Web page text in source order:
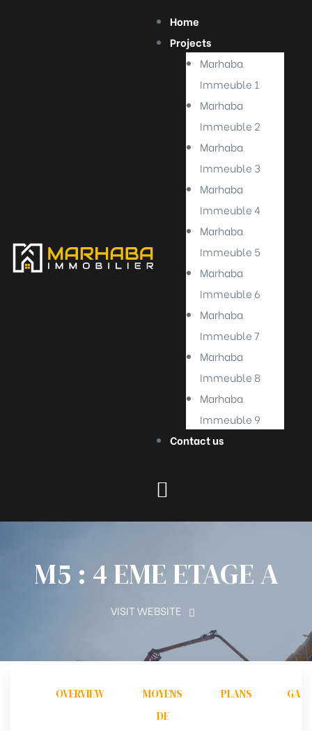
Home
Projects
Marhaba
Immeuble 1
Marhaba
Immeuble 2
Marhaba
Immeuble 3
Marhaba
Immeuble 4
Marhaba
Immeuble 5
Marhaba
Immeuble 6
Marhaba
Immeuble 7
Marhaba
Immeuble 8
Marhaba
Immeuble 9
Contact us
M5 : 4 EME ETAGE A
VISIT WEBSITE
OVERVIEW
MOYENS
DE
PLANS